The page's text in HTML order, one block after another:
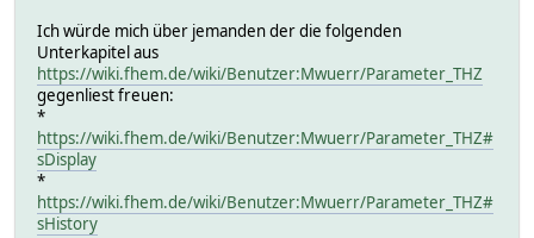
Ich würde mich über jemanden der die folgenden
Unterkapitel aus
https://wiki.fhem.de/wiki/Benutzer:Mwuerr/Parameter_THZ
gegenliest freuen:
*
https://wiki.fhem.de/wiki/Benutzer:Mwuerr/Parameter_THZ#
sDisplay
*
https://wiki.fhem.de/wiki/Benutzer:Mwuerr/Parameter_THZ#
sHistory